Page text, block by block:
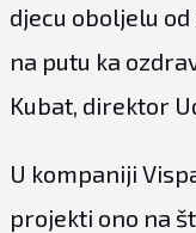
djecu oboljelu
na putu ka
Kubat, direktor
U kompaniji
projekti ono na